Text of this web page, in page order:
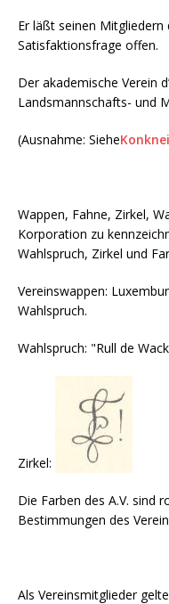
Er läßt seinen
Satisfaktionsfrage offen.
Der akademische Verein
Landsmannschafts- und
(Ausnahme: Siehe
Wappen, Fahne, Zirkel,
Korporation zu
Wahlspruch, Zirkel und
Vereinswappen:
Wahlspruch.
Wahlspruch: "Rull de
Zirkel:
Die Farben des A.V. sind
Bestimmungen des
Als Vereinsmitglieder